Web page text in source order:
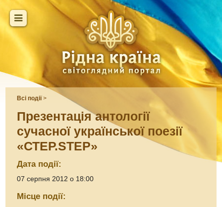
Всі події>
Презентація антології
сучасної української поезії
«СТЕР.STEP»
Дата події:
07 серпня 2012 о 18:00
Місце події: